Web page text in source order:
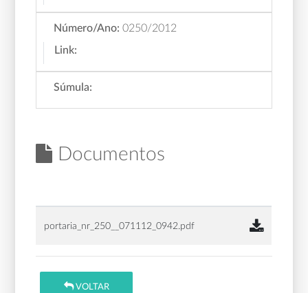
Número/Ano: 0250/2012
Link:
Súmula:
Documentos
portaria_nr_250__071112_0942.pdf
VOLTAR